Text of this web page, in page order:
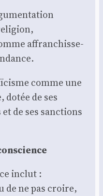
affran­chis­se­
comme une
de ses
de ses sanc­tions
inclut :
de ne pas croire,